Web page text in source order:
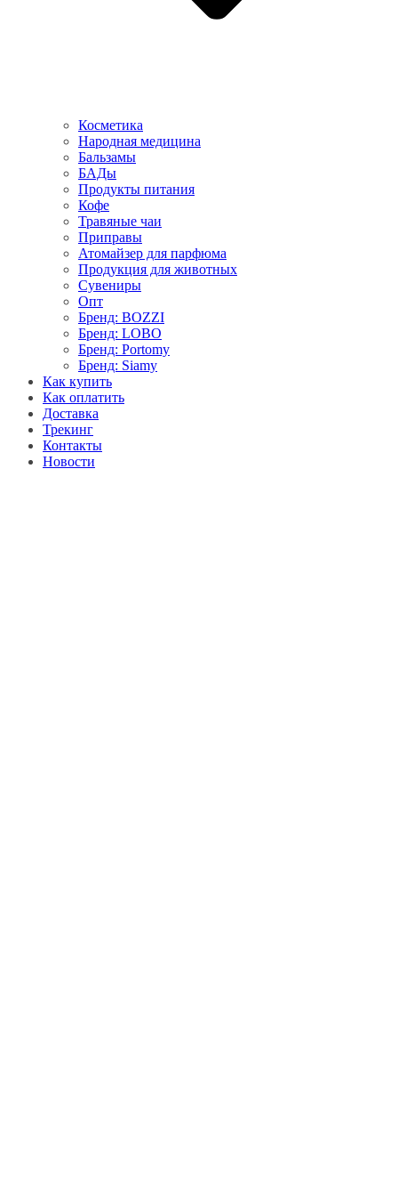
Косметика
Народная медицина
Бальзамы
БАДы
Продукты питания
Кофе
Травяные чаи
Приправы
Атомайзер для парфюма
Продукция для животных
Сувениры
Опт
Бренд: BOZZI
Бренд: LOBO
Бренд: Portomy
Бренд: Siamy
Как купить
Как оплатить
Доставка
Трекинг
Контакты
Новости